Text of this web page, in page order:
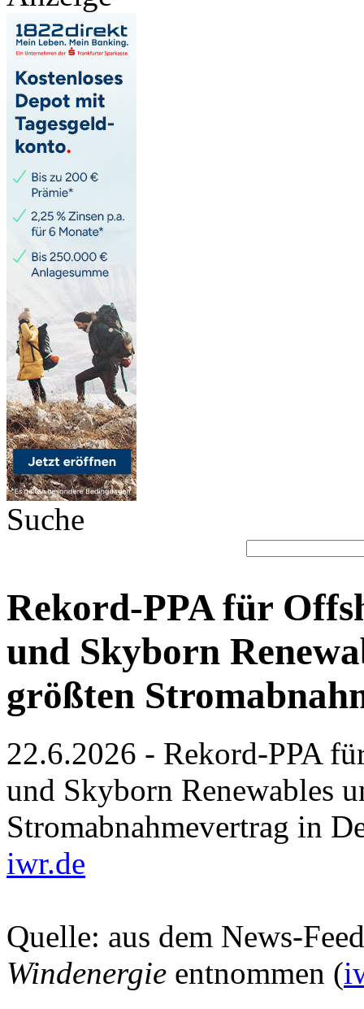
Suche
Rekord-PPA für
und Skyborn
größten
22.6.2026 - Rekord-PPA
und Skyborn Renewables
Stromabnahmevertrag in
iwr.de
Quelle: aus dem News-
Windenergie entnommen (